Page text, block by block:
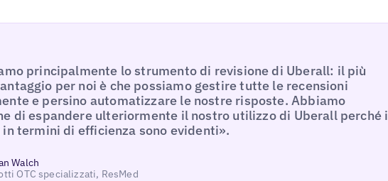
principalmente lo strumento di revisione di Uberall: il più
per noi è che possiamo gestire tutte le recensioni
e persino automatizzare le nostre risposte. Abbiamo
di espandere ulteriormente il nostro utilizzo di Uberall perché i
termini di efficienza sono evidenti».
Walch
OTC specializzati, ResMed